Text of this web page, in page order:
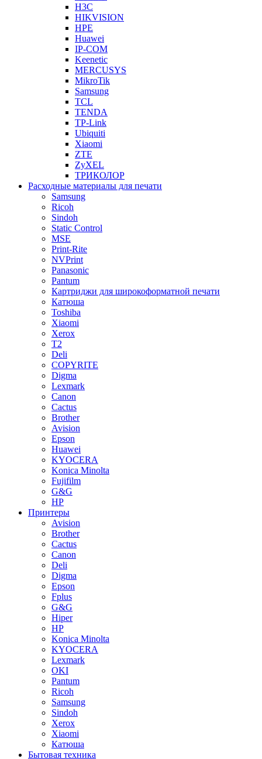
H3C
HIKVISION
HPE
Huawei
IP-COM
Keenetic
MERCUSYS
MikroTik
Samsung
TCL
TENDA
TP-Link
Ubiquiti
Xiaomi
ZTE
ZyXEL
ТРИКОЛОР
Расходные материалы для печати
Samsung
Ricoh
Sindoh
Static Control
MSE
Print-Rite
NVPrint
Panasonic
Pantum
Картриджи для широкоформатной печати
Катюша
Toshiba
Xiaomi
Xerox
T2
Deli
COPYRITE
Digma
Lexmark
Canon
Cactus
Brother
Avision
Epson
Huawei
KYOCERA
Konica Minolta
Fujifilm
G&G
HP
Принтеры
Avision
Brother
Cactus
Canon
Deli
Digma
Epson
Fplus
G&G
Hiper
HP
Konica Minolta
KYOCERA
Lexmark
OKI
Pantum
Ricoh
Samsung
Sindoh
Xerox
Xiaomi
Катюша
Бытовая техника